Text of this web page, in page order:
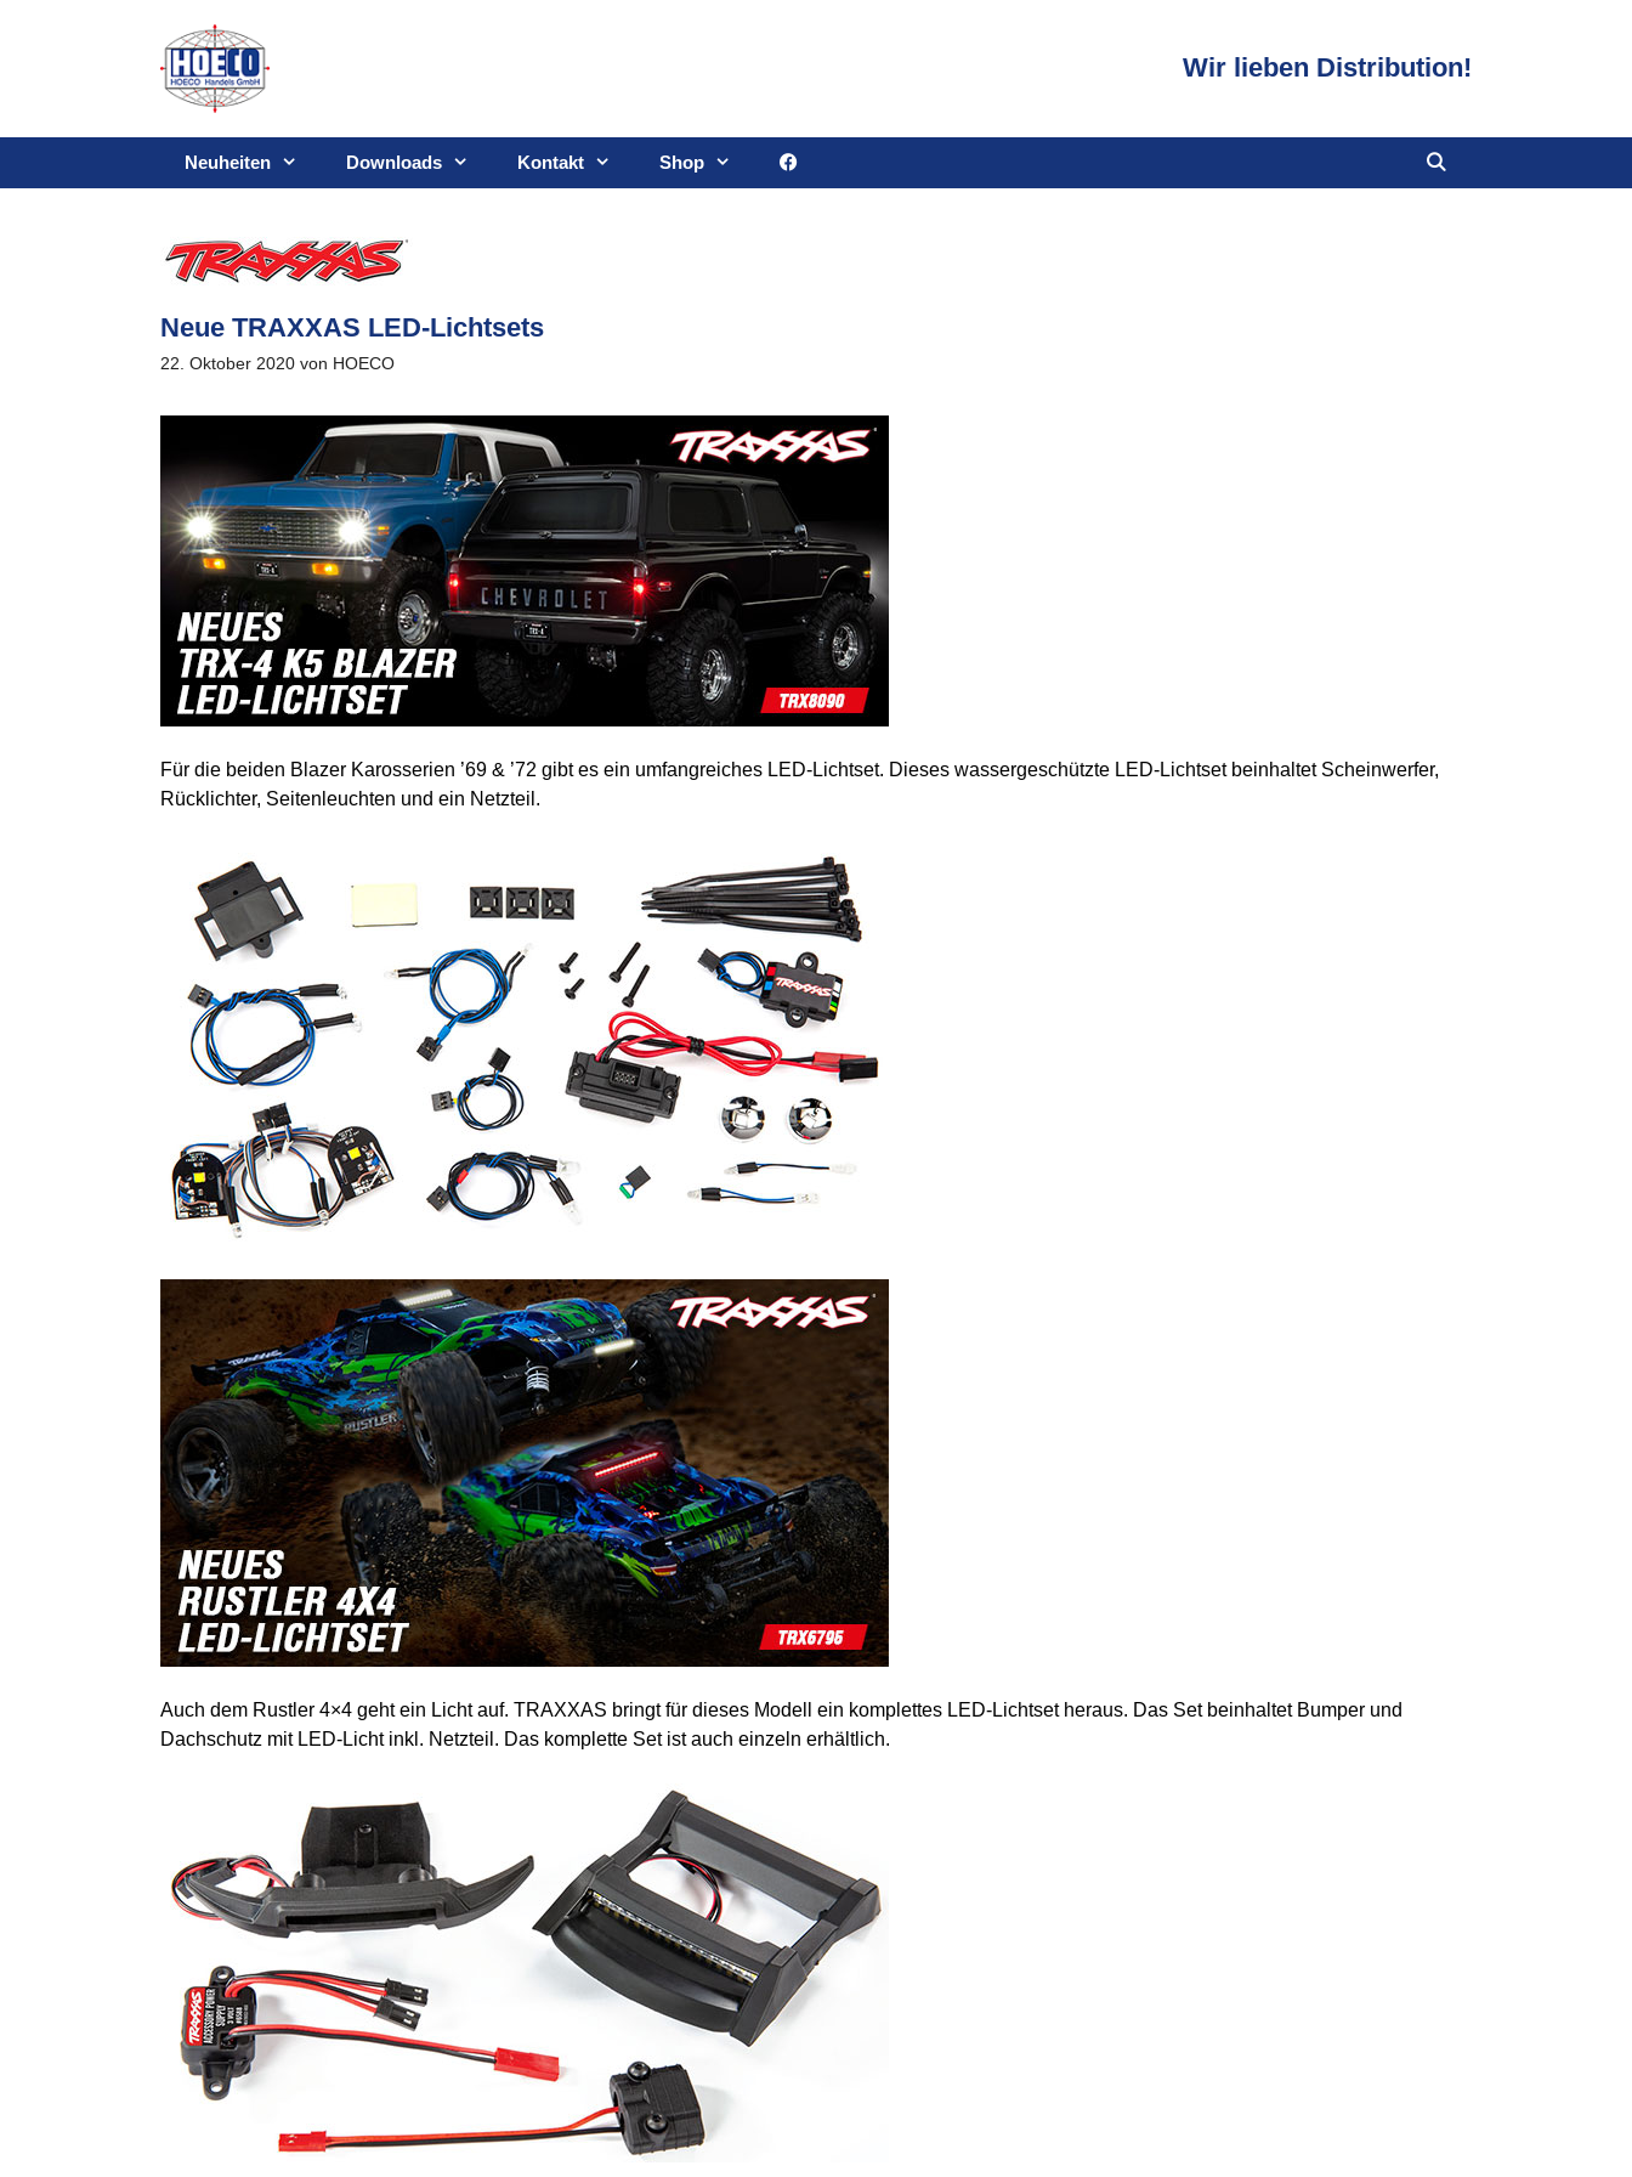
Wir lieben Distribution!
Neuheiten Downloads Kontakt Shop
Neue TRAXXAS LED-Lichtsets
22. Oktober 2020 von HOECO
Für die beiden Blazer Karosserien ’69 & ’72 gibt es ein umfangreiches LED-Lichtset. Dieses wassergeschützte LED-Lichtset beinhaltet Scheinwerfer,
Rücklichter, Seitenleuchten und ein Netzteil.
Auch dem Rustler 4×4 geht ein Licht auf. TRAXXAS bringt für dieses Modell ein komplettes LED-Lichtset heraus. Das Set beinhaltet Bumper und
Dachschutz mit LED-Licht inkl. Netzteil. Das komplette Set ist auch einzeln erhältlich.